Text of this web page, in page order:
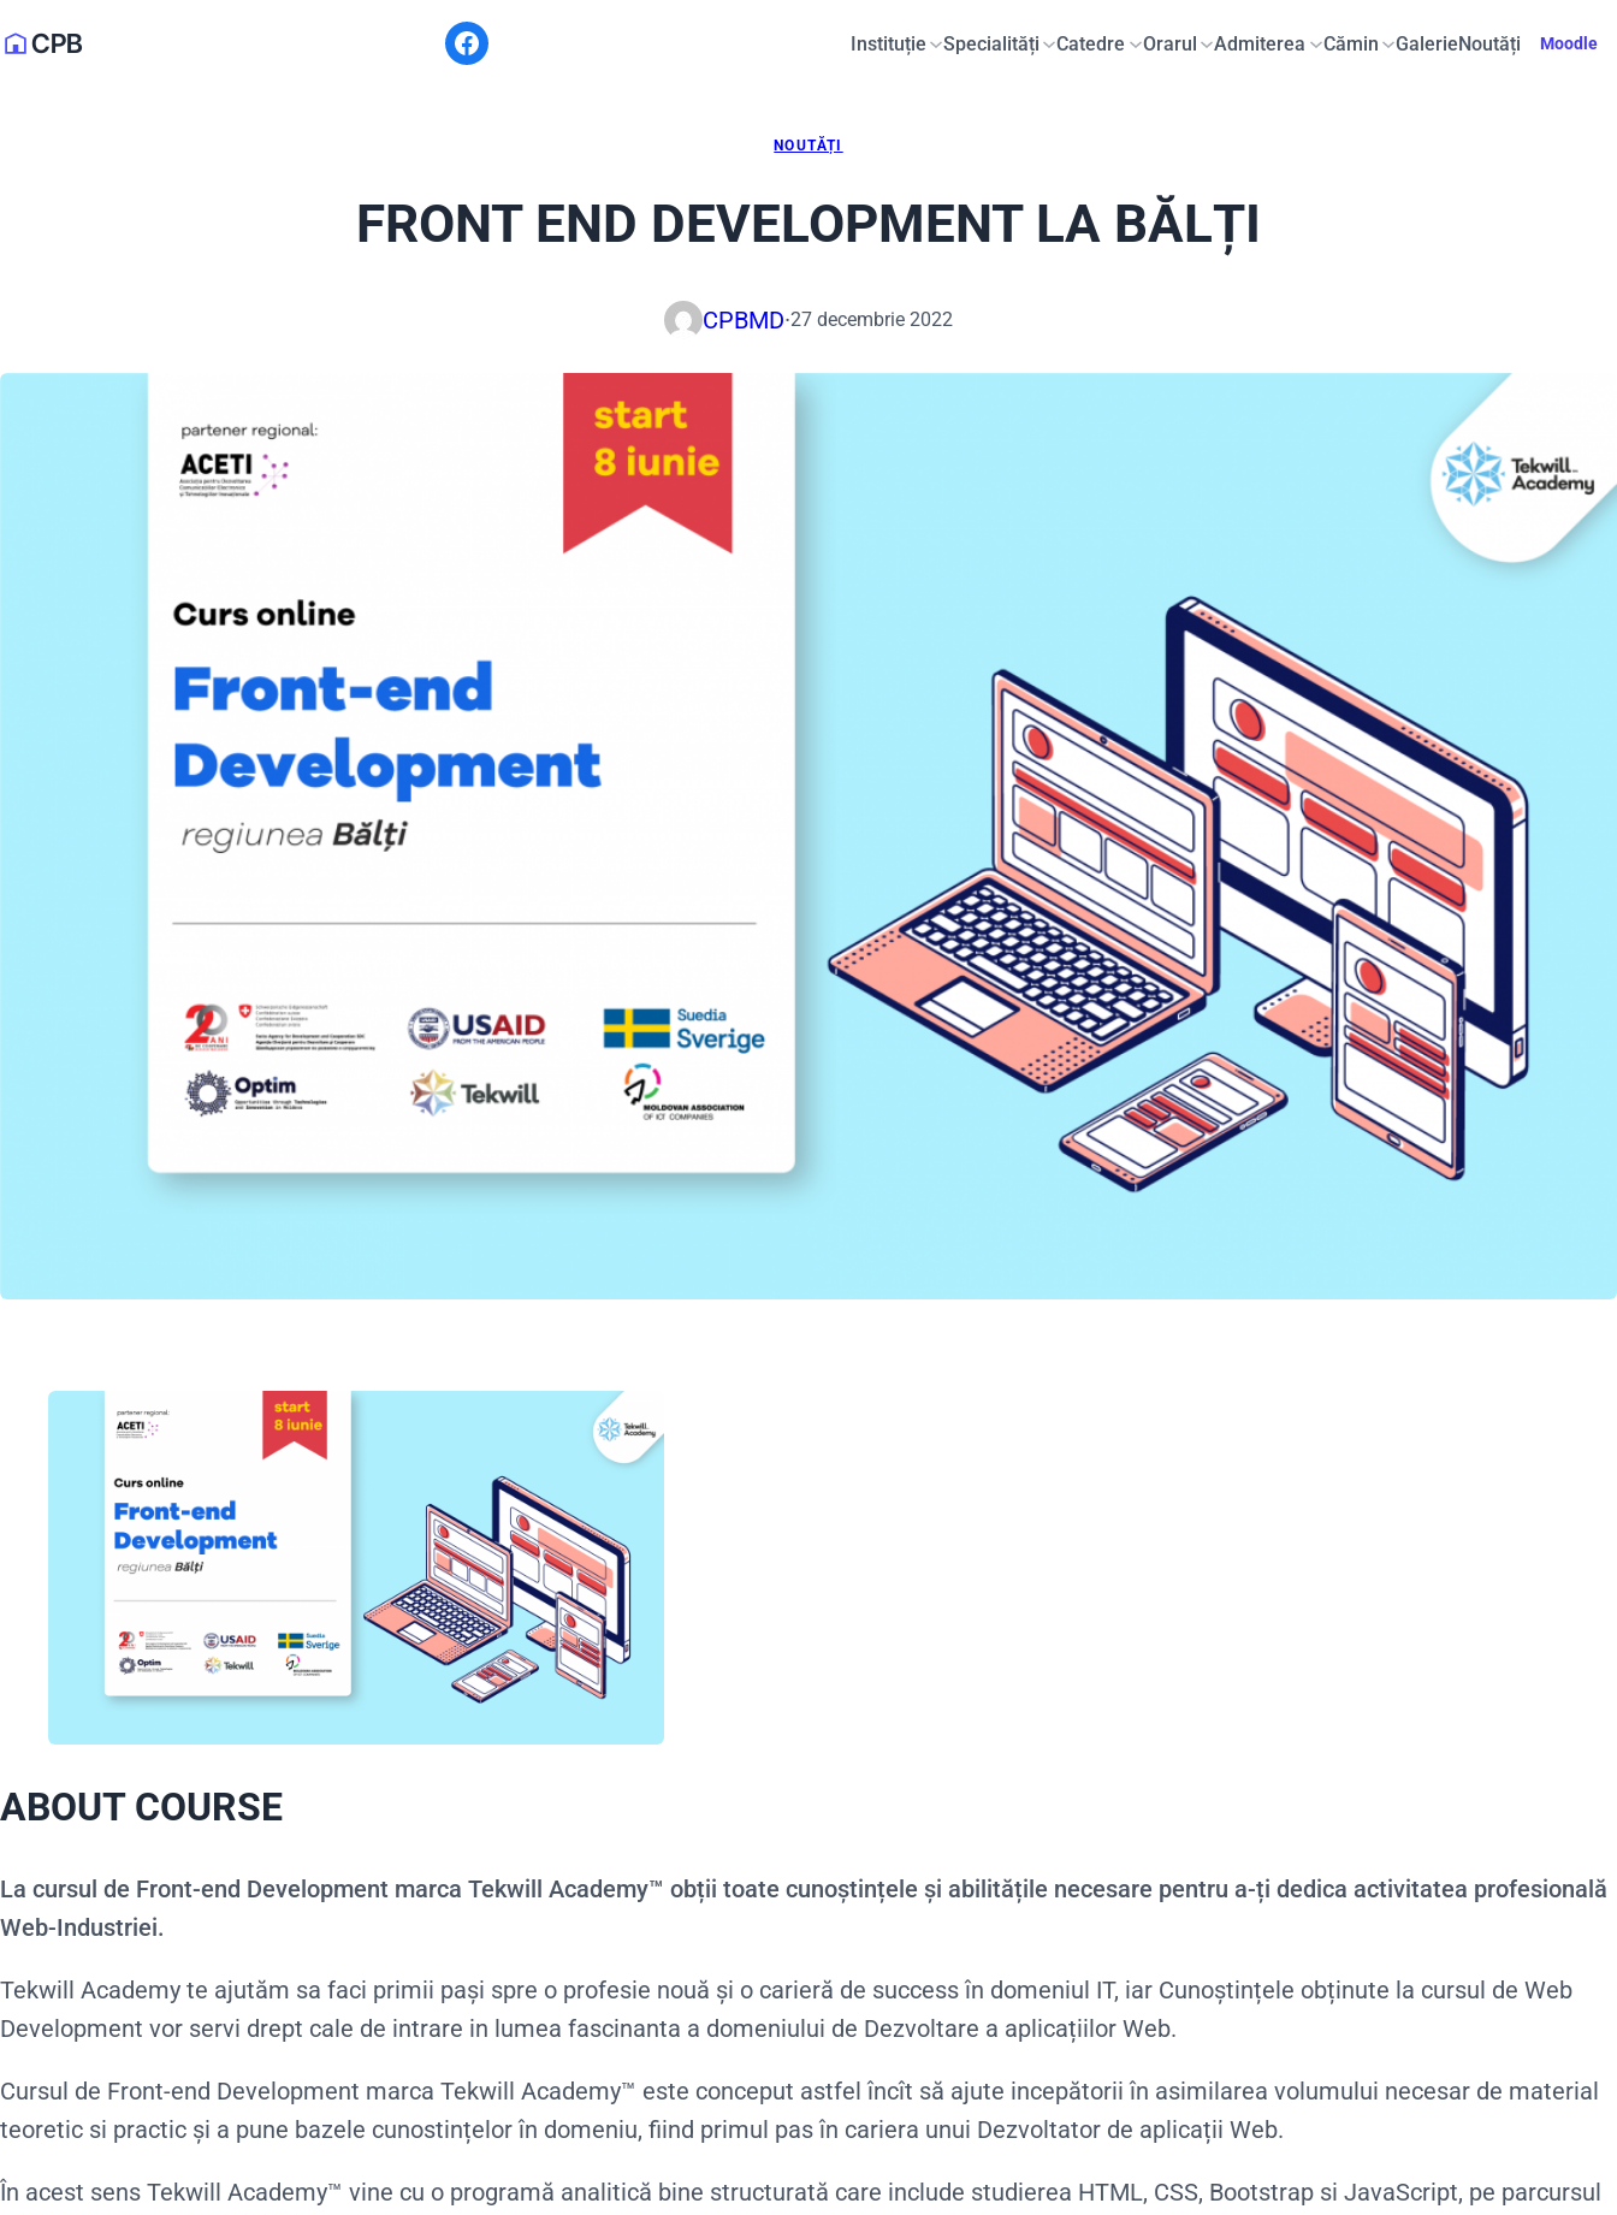
CPB Instituție Specialități Catedre Orarul Admiterea Cămin GalerieNoutăți Moodle
NOUTĂȚI
FRONT END DEVELOPMENT LA BĂLȚI
CPBMD·27 decembrie 2022
ABOUT COURSE
La cursul de Front-end Development marca Tekwill Academy™ obții toate cunoștințele și abilitățile necesare pentru a-ți dedica activitatea profesională
Web-Industriei.
Tekwill Academy te ajutăm sa faci primii pași spre o profesie nouă și o carieră de success în domeniul IT, iar Cunoștințele obținute la cursul de Web
Development vor servi drept cale de intrare in lumea fascinanta a domeniului de Dezvoltare a aplicațiilor Web.
Cursul de Front-end Development marca Tekwill Academy™ este conceput astfel încît să ajute incepătorii în asimilarea volumului necesar de material
teoretic si practic și a pune bazele cunostințelor în domeniu, fiind primul pas în cariera unui Dezvoltator de aplicații Web.
În acest sens Tekwill Academy™ vine cu o programă analitică bine structurată care include studierea HTML, CSS, Bootstrap si JavaScript, pe parcursul